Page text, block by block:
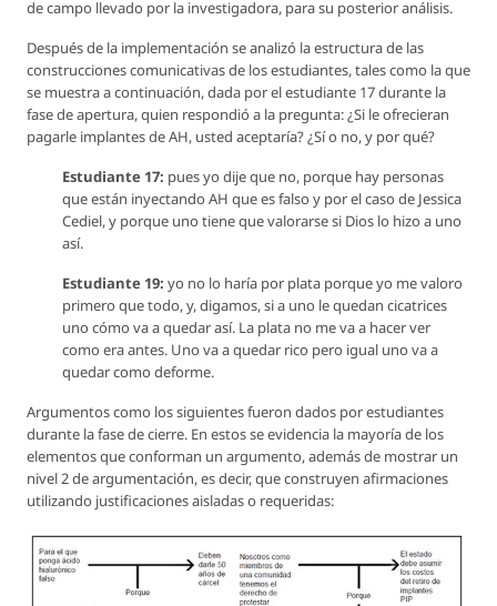
de campo llevado por la investigadora, para su posterior análisis.
Después de la implementación se analizó la estructura de las
construcciones comunicativas de los estudiantes, tales como la que
se muestra a continuación, dada por el estudiante 17 durante la
fase de apertura, quien respondió a la pregunta: ¿Si le ofrecieran
pagarle implantes de AH, usted aceptaría? ¿Sí o no, y por qué?
Estudiante 17: pues yo dije que no, porque hay personas
que están inyectando AH que es falso y por el caso de Jessica
Cediel, y porque uno tiene que valorarse si Dios lo hizo a uno
así.
Estudiante 19: yo no lo haría por plata porque yo me valoro
primero que todo, y, digamos, si a uno le quedan cicatrices
uno cómo va a quedar así. La plata no me va a hacer ver
como era antes. Uno va a quedar rico pero igual uno va a
quedar como deforme.
Argumentos como los siguientes fueron dados por estudiantes
durante la fase de cierre. En estos se evidencia la mayoría de los
elementos que conforman un argumento, además de mostrar un
nivel 2 de argumentación, es decir, que construyen afirmaciones
utilizando justificaciones aisladas o requeridas: